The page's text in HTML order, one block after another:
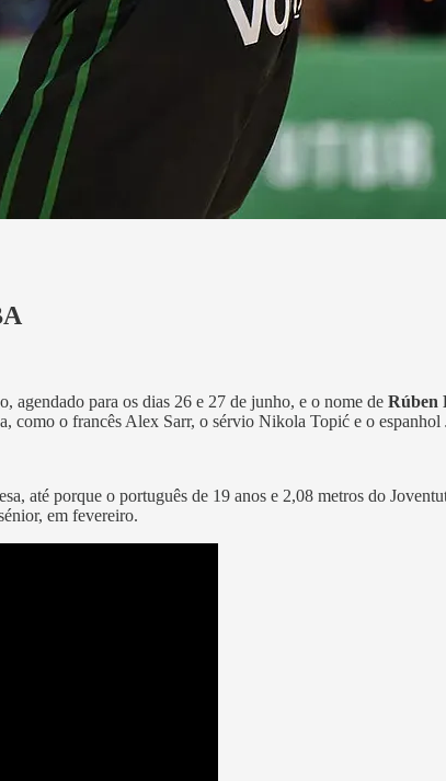
agendado para os dias 26 e 27 de junho, e o nome de Rúben
como o francês Alex Sarr, o sérvio Nikola Topić e o espanhol
até porque o português de 19 anos e 2,08 metros do
em fevereiro.